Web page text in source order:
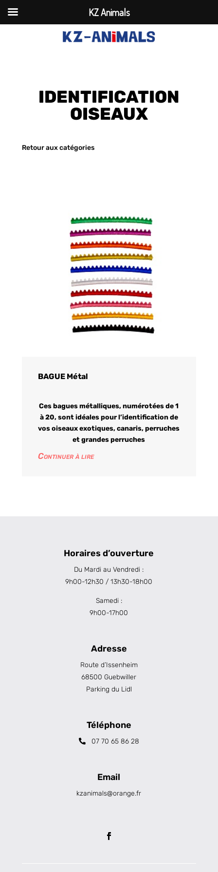
IDENTIFICATION
OISEAUX
Retour aux catégories
BAGUE Métal
Ces bagues métalliques, numérotées de 1
à 20, sont idéales pour l’identification de
vos oiseaux exotiques, canaris, perruches
et grandes perruches
Continuer à lire
Horaires d’ouverture
Du Mardi au Vendredi :
9h00-12h30 / 13h30-18h00
Samedi :
9h00-17h00
Adresse
Route d’Issenheim
68500 Guebwiller
Parking du Lidl
Téléphone
07 70 65 86 28
Email
kzanimals@orange.fr
KZ Animals